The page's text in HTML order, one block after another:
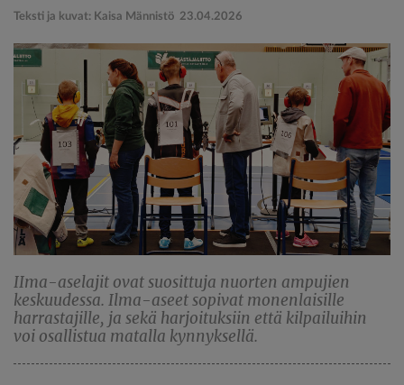
Teksti ja kuvat: Kaisa Männistö 23.04.2026
IIma-aselajit ovat suosittuja nuorten ampujien
keskuudessa. Ilma-aseet sopivat monenlaisille
harrastajille, ja sekä harjoituksiin että kilpailuihin
voi osallistua matalla kynnyksellä.